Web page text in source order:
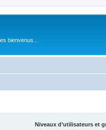
bienvenus...
Niveaux d’utilisateurs et